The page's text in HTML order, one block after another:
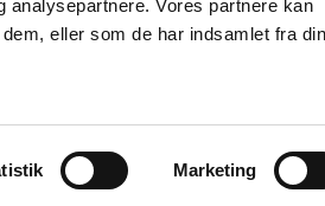
analysepartnere. Vores partnere kan
eller som de har indsamlet fra
Marketing